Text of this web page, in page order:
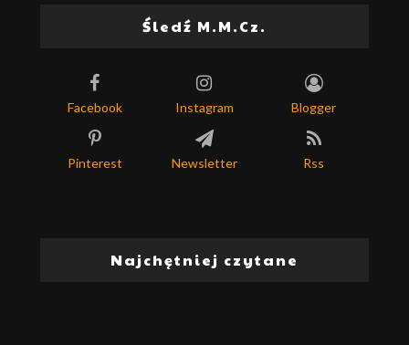
Śledź M.M.Cz.
Facebook Instagram Blogger
Pinterest Newsletter Rss
Najchętniej czytane